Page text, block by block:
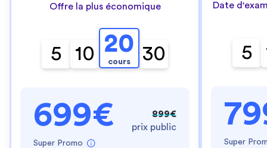
Offre la plus économique
5 10 20
cours 30
699€
Super Promo
899€
prix public
Date
5
Super